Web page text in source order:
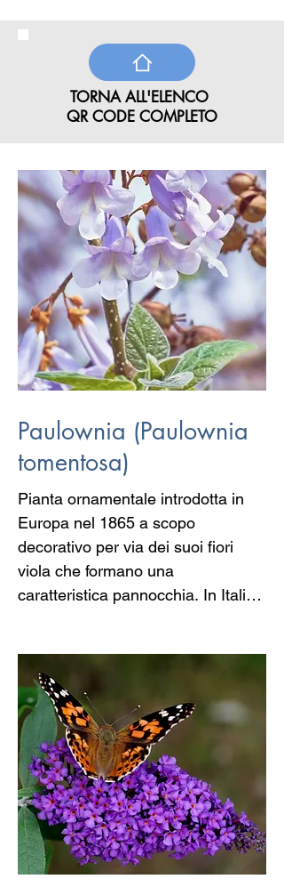
TORNA ALL'ELENCO
QR CODE COMPLETO
Paulownia (Paulownia
tomentosa)
Pianta ornamentale introdotta in
Europa nel 1865 a scopo
decorativo per via dei suoi fiori
viola che formano una
caratteristica pannocchia. In Italia
Viene anche chiamata albero delle
farfalle poiché i suoi piccoli fiori
sono molto graditi a questi
lepidotteri.